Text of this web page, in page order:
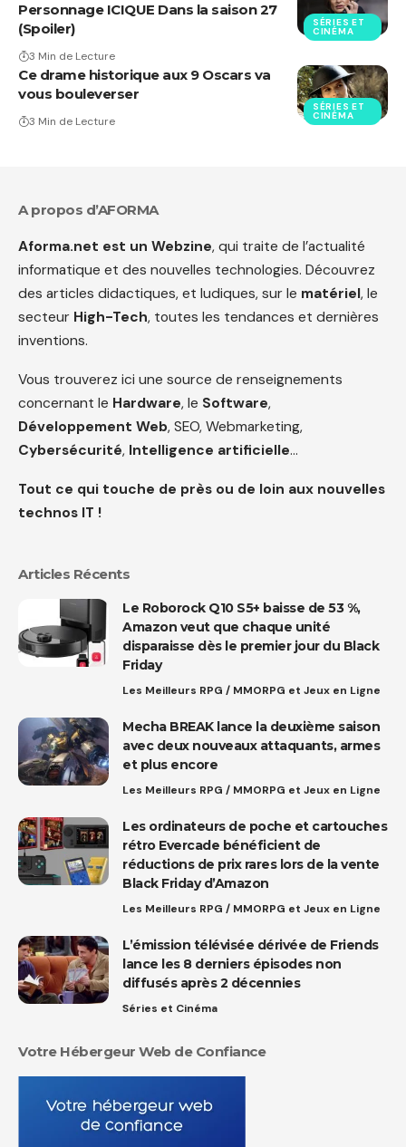
SÉRIES ET
CINÉMA
Personnage ICIQUE Dans la saison 27
(Spoiler)
3 Min de Lecture
SÉRIES ET
CINÉMA
Ce drame historique aux 9 Oscars va
vous bouleverser
3 Min de Lecture
A propos d’AFORMA
Aforma.net est un Webzine, qui traite de l’actualité
informatique et des nouvelles technologies. Découvrez
des articles didactiques, et ludiques, sur le matériel, le
secteur High-Tech, toutes les tendances et dernières
inventions.
Vous trouverez ici une source de renseignements
concernant le Hardware, le Software,
Développement Web, SEO, Webmarketing,
Cybersécurité, Intelligence artificielle…
Tout ce qui touche de près ou de loin aux nouvelles
technos IT !
Articles Récents
Le Roborock Q10 S5+ baisse de 53 %,
Amazon veut que chaque unité
disparaisse dès le premier jour du Black
Friday
Les Meilleurs RPG / MMORPG et Jeux en Ligne
Mecha BREAK lance la deuxième saison
avec deux nouveaux attaquants, armes
et plus encore
Les Meilleurs RPG / MMORPG et Jeux en Ligne
Les ordinateurs de poche et cartouches
rétro Evercade bénéficient de
réductions de prix rares lors de la vente
Black Friday d’Amazon
Les Meilleurs RPG / MMORPG et Jeux en Ligne
L’émission télévisée dérivée de Friends
lance les 8 derniers épisodes non
diffusés après 2 décennies
Séries et Cinéma
Votre Hébergeur Web de Confiance